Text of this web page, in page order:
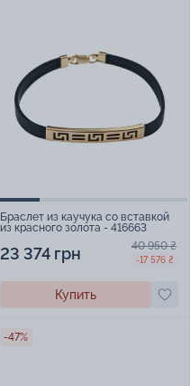
Браслет из каучука со вставкой
из красного золота - 416663
23 374 грн 40 950 ₴
-17 576 ₴
Купить
-47%